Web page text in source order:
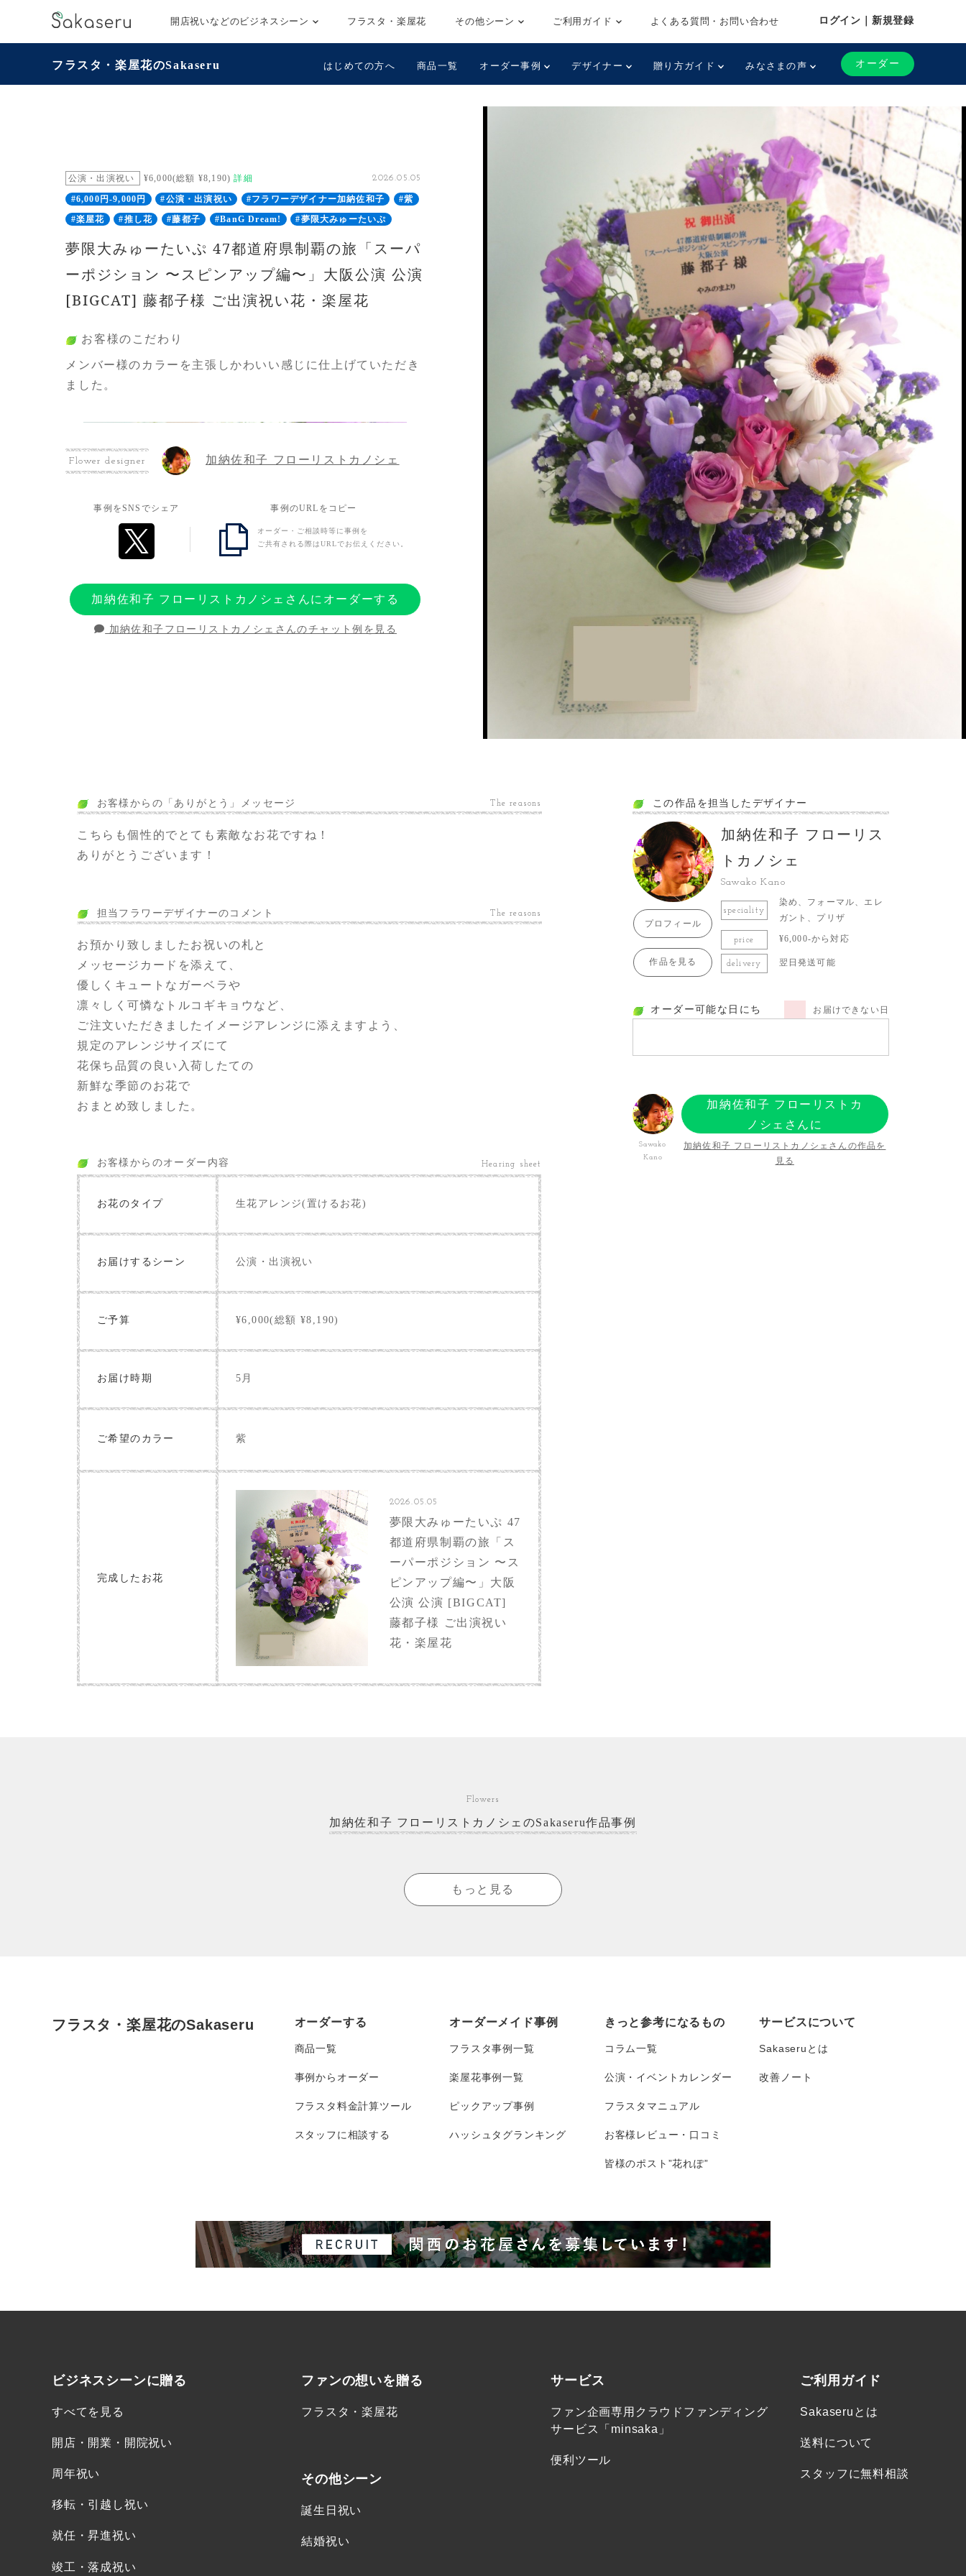
開店祝いなどのビジネスシーン フラスタ・楽屋花 その他シーン ご利用ガイド よくある質問・お問い合わせ ログイン｜新規登録
フラスタ・楽屋花のSakaseru はじめての方へ 商品一覧 オーダー事例 デザイナー 贈り方ガイド みなさまの声 オーダー
公演・出演祝い ¥6,000(総額 ¥8,190)詳細 2026.05.05
#6,000円-9,000円 #公演・出演祝い #フラワーデザイナー加納佐和子
#紫
#楽屋花
#推し花 #藤都子 #BanG Dream! #夢限大みゅーたいぷ
夢限大みゅーたいぷ 47都道府県制覇の旅「スーパ
ーポジション 〜スピンアップ編〜」大阪公演 公演
[BIGCAT] 藤都子様 ご出演祝い花・楽屋花
お客様のこだわり
メンバー様のカラーを主張しかわいい感じに仕上げていただき
ました。
Flower designer 加納佐和子 フローリストカノシェ
事例をSNSでシェア 事例のURLをコピー
オーダー・ご相談時等に事例を
ご共有される際はURLでお伝えください。
加納佐和子 フローリストカノシェさんにオーダーする
加納佐和子フローリストカノシェさんのチャット例を見る
お客様からの「ありがとう」メッセージ The reasons
こちらも個性的でとても素敵なお花ですね！
ありがとうございます！
担当フラワーデザイナーのコメント The reasons
お預かり致しましたお祝いの札と
メッセージカードを添えて、
優しくキュートなガーベラや
凛々しく可憐なトルコギキョウなど、
ご注文いただきましたイメージアレンジに添えますよう、
規定のアレンジサイズにて
花保ち品質の良い入荷したての
新鮮な季節のお花で
おまとめ致しました。
お客様からのオーダー内容 Hearing sheet
お花のタイプ 生花アレンジ(置けるお花)
お届けするシーン 公演・出演祝い
ご予算 ¥6,000(総額 ¥8,190)
お届け時期 5月
ご希望のカラー 紫
完成したお花
2026.05.05
夢限大みゅーたいぷ 47
都道府県制覇の旅「ス
ーパーポジション 〜ス
ピンアップ編〜」大阪
公演 公演 [BIGCAT]
藤都子様 ご出演祝い
花・楽屋花
この作品を担当したデザイナー
プロフィール
作品を見る
加納佐和子 フローリス
トカノシェ
Sawako Kano
speciality
染め、フォーマル、エレ
ガント、プリザ
price ¥6,000-から対応
delivery 翌日発送可能
オーダー可能な日にち お届けできない日
Sawako
Kano
加納佐和子 フローリストカ
ノシェさんに
オーダーする
加納佐和子 フローリストカノシェさんの作品を
見る
Flowers
加納佐和子 フローリストカノシェのSakaseru作品事例
もっと見る
フラスタ・楽屋花のSakaseru オーダーする
商品一覧
事例からオーダー
フラスタ料金計算ツール
スタッフに相談する
オーダーメイド事例
フラスタ事例一覧
楽屋花事例一覧
ピックアップ事例
ハッシュタグランキング
きっと参考になるもの
コラム一覧
公演・イベントカレンダー
フラスタマニュアル
お客様レビュー・口コミ
皆様のポスト”花れぽ”
サービスについて
Sakaseruとは
改善ノート
ビジネスシーンに贈る
すべてを見る
開店・開業・開院祝い
周年祝い
移転・引越し祝い
就任・昇進祝い
竣工・落成祝い
ファンの想いを贈る
フラスタ・楽屋花
その他シーン
誕生日祝い
結婚祝い
サービス
ファン企画専用クラウドファンディング
サービス「minsaka」
便利ツール
ご利用ガイド
Sakaseruとは
送料について
スタッフに無料相談